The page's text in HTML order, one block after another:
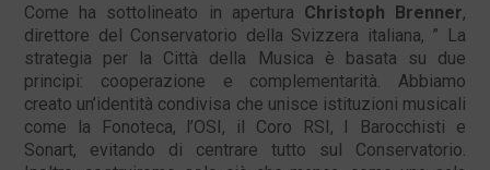
Come ha sottolineato in apertura Christoph Brenner,
direttore del Conservatorio della Svizzera italiana, ” La
strategia per la Città della Musica è basata su due
principi: cooperazione e complementarità. Abbiamo
creato un’identità condivisa che unisce istituzioni musicali
come la Fonoteca, l’OSI, il Coro RSI, I Barocchisti e
Sonart, evitando di centrare tutto sul Conservatorio.